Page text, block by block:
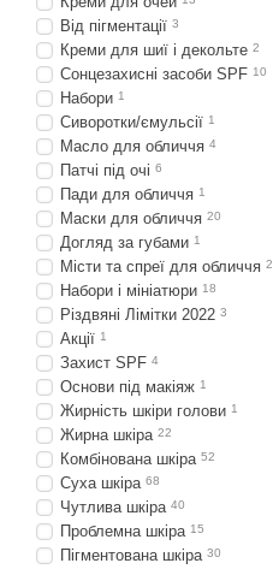
Від пігментації 3
Креми для шиї і декольте 2
Сонцезахисні засоби SPF 10
Набори 1
Сиворотки/ємульсії 1
Масло для обличчя 4
Патчі під очі 6
Пади для обличчя 1
Маски для обличчя 20
Догляд за губами 1
Місти та спреї для обличчя 2
Набори і мініатюри 18
Різдвяні Лімітки 2022 3
Акції 1
Захист SPF 4
Основи під макіяж 1
Жирність шкіри голови 1
Жирна шкіра 22
Комбінована шкіра 52
Суха шкіра 68
Чутлива шкіра 40
Проблемна шкіра 15
Пігментована шкіра 30